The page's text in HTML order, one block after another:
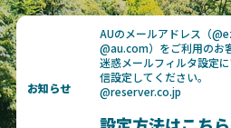
お知らせ
AUのメールアドレス（
@au.com）をご利用のお
迷惑メールフィルタ設定
信設定してください。
@reserver.co.jp